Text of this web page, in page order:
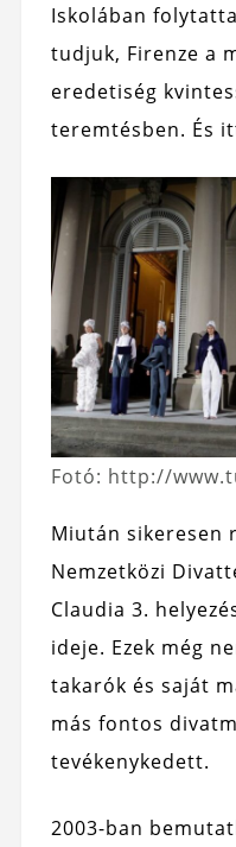
Iskolában
tudjuk, Firenze a
eredetiség
teremtésben. És
Fotó: http://
Miután sikeresen
Nemzetközi
Claudia 3.
ideje. Ezek még
takarók és saját
más fontos
tevékenykedett.
2003-ban